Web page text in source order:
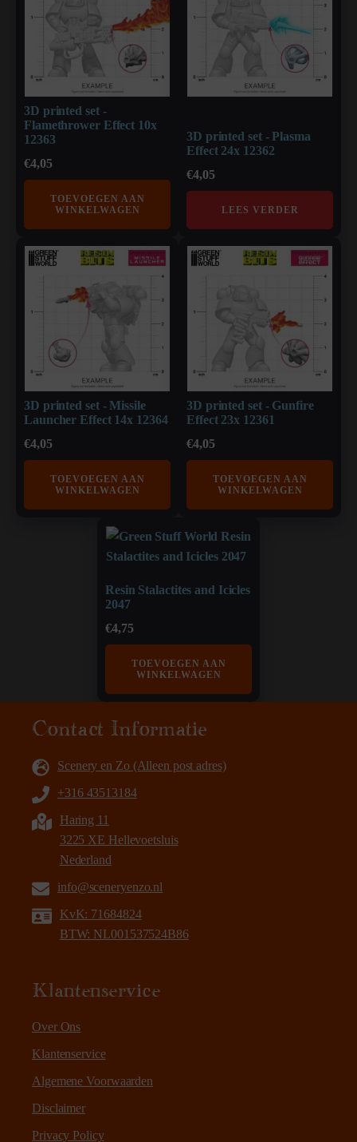
3D printed set -
Flamethrower Effect 10x
12363
€4,05
TOEVOEGEN AAN
WINKELWAGEN
3D printed set - Plasma
Effect 24x 12362
€4,05
LEES VERDER
3D printed set - Missile
Launcher Effect 14x 12364
€4,05
TOEVOEGEN AAN
WINKELWAGEN
3D printed set - Gunfire
Effect 23x 12361
€4,05
TOEVOEGEN AAN
WINKELWAGEN
Resin Stalactites and Icicles
2047
€4,75
TOEVOEGEN AAN
WINKELWAGEN
Contact Informatie
Scenery en Zo (Alleen post adres)
+316 43513184
Haring 11
3225 XE Hellevoetsluis
Nederland
info@sceneryenzo.nl
KvK: 71684824
BTW: NL001537524B86
Klantenservice
Over Ons
Klantenservice
Algemene Voorwaarden
Disclaimer
Privacy Policy